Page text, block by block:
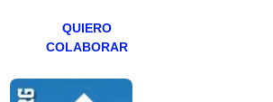
QUIERO
COLABORAR